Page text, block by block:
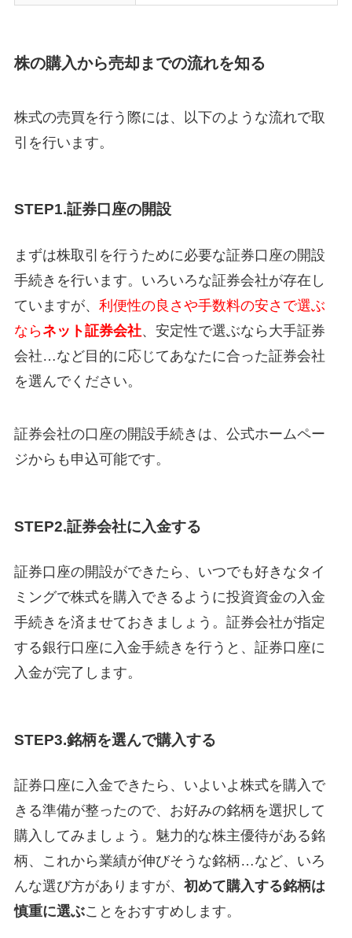
株の購入から売却までの流れを知る
株式の売買を行う際には、以下のような流れで取
引を行います。
STEP1.証券口座の開設
まずは株取引を行うために必要な証券口座の開設
手続きを行います。いろいろな証券会社が存在し
ていますが、 利便性の良さや手数料の安さで選ぶ
ならネット証券会社、安定性で選ぶなら大手証券
会社…など目的に応じてあなたに合った証券会社
を選んでください。
証券会社の口座の開設手続きは、公式ホームペー
ジからも申込可能です。
STEP2.証券会社に入金する
証券口座の開設ができたら、いつでも好きなタイ
ミングで株式を購入できるように投資資金の入金
手続きを済ませておきましょう。証券会社が指定
する銀行口座に入金手続きを行うと、証券口座に
入金が完了します。
STEP3.銘柄を選んで購入する
証券口座に入金できたら、いよいよ株式を購入で
きる準備が整ったので、お好みの銘柄を選択して
購入してみましょう。魅力的な株主優待がある銘
柄、これから業績が伸びそうな銘柄…など、いろ
んな選び方がありますが、 初めて購入する銘柄は
慎重に選ぶことをおすすめします。